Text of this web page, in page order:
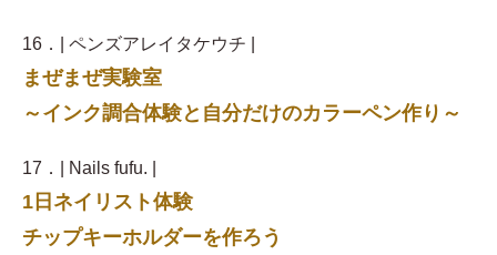
16．| ペンズアレイタケウチ |
まぜまぜ実験室
～インク調合体験と自分だけのカラーペン作り～
17．| Nails fufu. |
1日ネイリスト体験
チップキーホルダーを作ろう